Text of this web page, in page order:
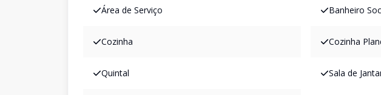
Área de Serviço Banheiro
Cozinha Cozinha
Quintal Sala de